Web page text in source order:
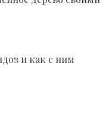
и как с ним